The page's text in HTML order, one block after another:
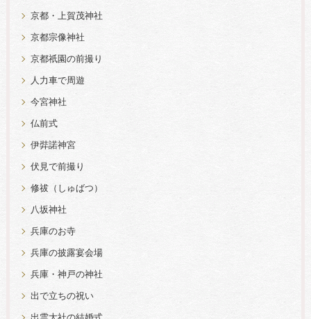
京都・上賀茂神社
京都宗像神社
京都祇園の前撮り
人力車で周遊
今宮神社
仏前式
伊弉諾神宮
伏見で前撮り
修祓（しゅばつ）
八坂神社
兵庫のお寺
兵庫の披露宴会場
兵庫・神戸の神社
出で立ちの祝い